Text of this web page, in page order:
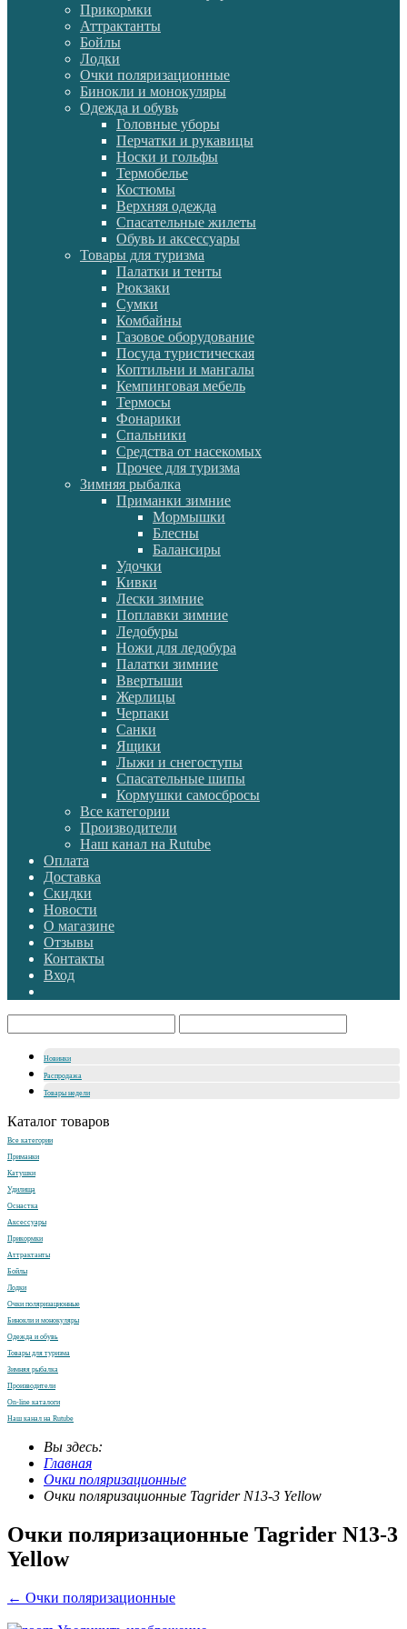
Прикормки
Аттрактанты
Бойлы
Лодки
Очки поляризационные
Бинокли и монокуляры
Одежда и обувь
Головные уборы
Перчатки и рукавицы
Носки и гольфы
Термобелье
Костюмы
Верхняя одежда
Спасательные жилеты
Обувь и аксессуары
Товары для туризма
Палатки и тенты
Рюкзаки
Сумки
Комбайны
Газовое оборудование
Посуда туристическая
Коптильни и мангалы
Кемпинговая мебель
Термосы
Фонарики
Спальники
Средства от насекомых
Прочее для туризма
Зимняя рыбалка
Приманки зимние
Мормышки
Блесны
Балансиры
Удочки
Кивки
Лески зимние
Поплавки зимние
Ледобуры
Ножи для ледобура
Палатки зимние
Ввертыши
Жерлицы
Черпаки
Санки
Ящики
Лыжи и снегоступы
Спасательные шипы
Кормушки самосбросы
Все категории
Производители
Наш канал на Rutube
Оплата
Доставка
Скидки
Новости
О магазине
Отзывы
Контакты
Вход
Новинки
Распродажа
Товары недели
Каталог товаров
Все категории
Приманки
Катушки
Удилища
Оснастка
Аксессуары
Прикормки
Аттрактанты
Бойлы
Лодки
Очки поляризационные
Бинокли и монокуляры
Одежда и обувь
Товары для туризма
Зимняя рыбалка
Производители
On-line каталоги
Наш канал на Rutube
Вы здесь:
Главная
Очки поляризационные
Очки поляризационные Tagrider N13-3 Yellow
Очки поляризационные Tagrider N13-3
Yellow
← Очки поляризационные